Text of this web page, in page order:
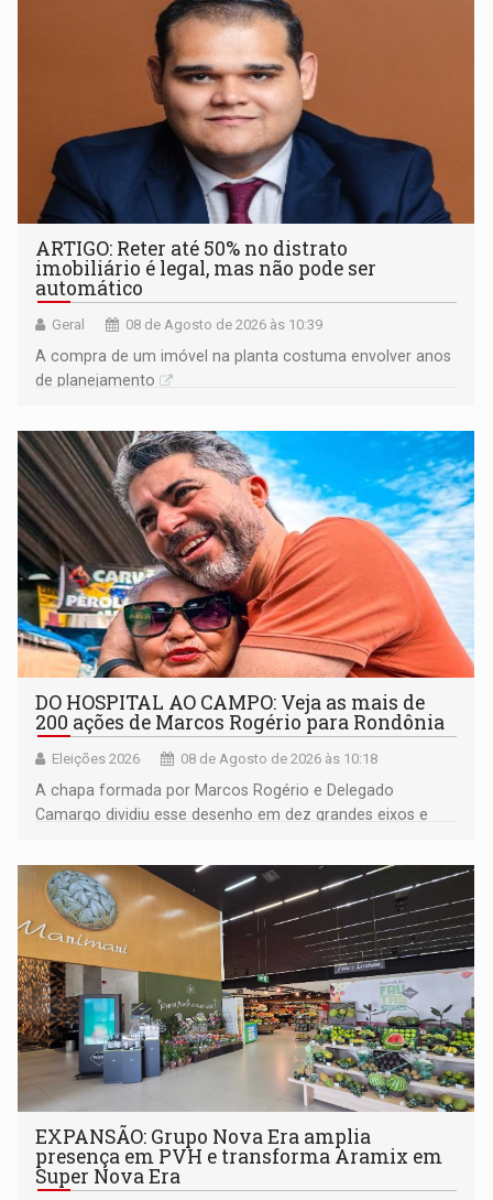
ARTIGO: Reter até 50% no distrato
imobiliário é legal, mas não pode ser
automático
Geral 08 de Agosto de 2026 às 10:39
A compra de um imóvel na planta costuma envolver anos
de planejamento
DO HOSPITAL AO CAMPO: Veja as mais de
200 ações de Marcos Rogério para Rondônia
Eleições 2026 08 de Agosto de 2026 às 10:18
A chapa formada por Marcos Rogério e Delegado
Camargo dividiu esse desenho em dez grandes eixos e
EXPANSÃO: Grupo Nova Era amplia
presença em PVH e transforma Aramix em
Super Nova Era